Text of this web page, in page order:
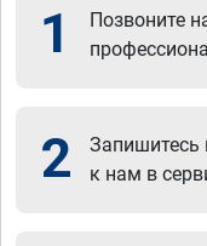
1 Позвоните
2
Запишитесь
к нам в